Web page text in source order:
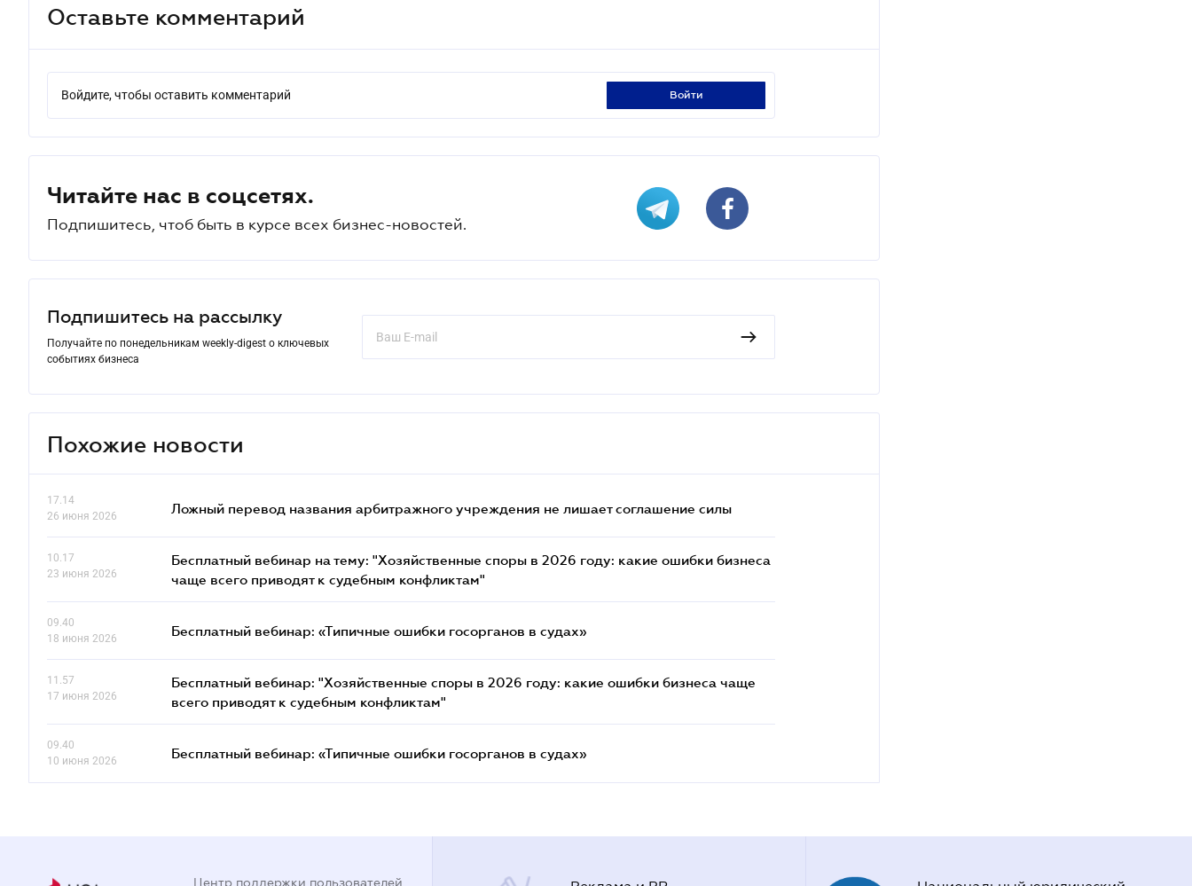
Оставьте комментарий
Войдите, чтобы оставить комментарий войти
Читайте нас в соцсетях.
Подпишитесь, чтоб быть в курсе всех бизнес-новостей.
Подпишитесь на рассылку
Получайте по понедельникам weekly-digest о ключевых
событиях бизнеса
Похожие новости
17.14
26 июня 2026
Ложный перевод названия арбитражного учреждения не лишает соглашение силы
10.17
23 июня 2026
Бесплатный вебинар на тему: "Хозяйственные споры в 2026 году: какие ошибки бизнеса
чаще всего приводят к судебным конфликтам"
09.40
18 июня 2026
Бесплатный вебинар: «Типичные ошибки госорганов в судах»
11.57
17 июня 2026
Бесплатный вебинар: "Хозяйственные споры в 2026 году: какие ошибки бизнеса чаще
всего приводят к судебным конфликтам"
09.40
10 июня 2026
Бесплатный вебинар: «Типичные ошибки госорганов в судах»
Центр поддержки пользователей